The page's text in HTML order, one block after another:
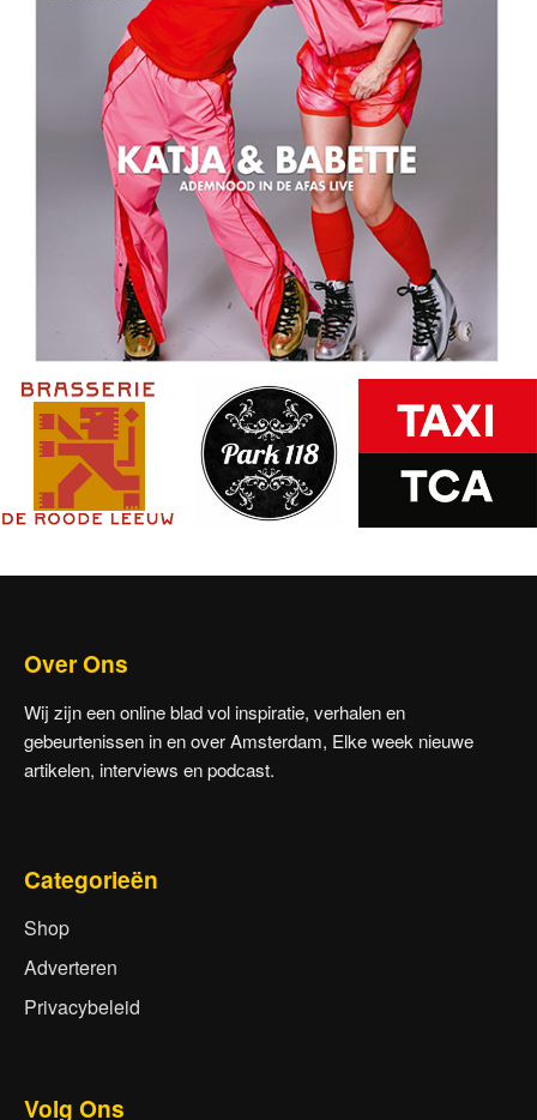
Over Ons
Wij zijn een online blad vol inspiratie, verhalen en
gebeurtenissen in en over Amsterdam, Elke week nieuwe
artikelen, interviews en podcast.
Categorieën
Shop
Adverteren
Privacybeleid
Volg Ons